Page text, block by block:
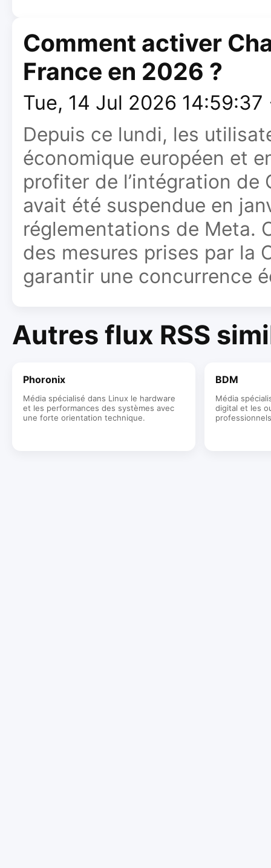
Comment activer
France en 2026 ?
Tue, 14 Jul 2026
Depuis ce lundi, les
économique européen et
profiter de l’intégration de
avait été suspendue en
réglementations de Meta.
des mesures prises par la
garantir une concurrence
Autres flux RSS
Phoronix
Média spécialisé dans Linux le hardware
et les performances des systèmes avec
une forte orientation technique.
BDM
Média
digital et les